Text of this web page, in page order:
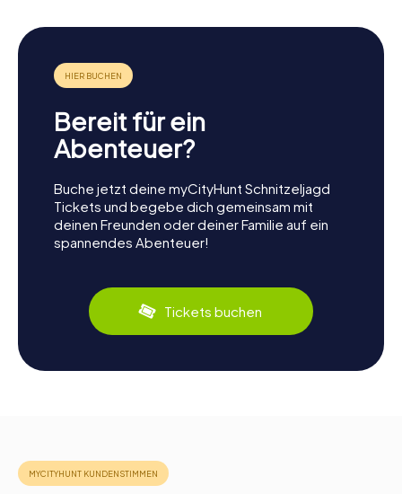
Bereit für ein
Abenteuer?
Buche jetzt deine myCityHunt Schnitzeljagd
Tickets und begebe dich gemeinsam mit
deinen Freunden oder deiner Familie auf ein
spannendes Abenteuer!
Tickets buchen